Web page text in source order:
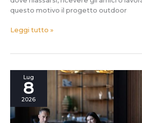
questo motivo il progetto outdoor
Leggi tutto »
Lug
8
2026
Cristallina
Design
nello
BertO